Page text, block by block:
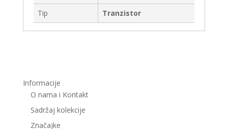
Tip
Tranzistor
Informacije
O nama i Kontakt
Sadržaj kolekcije
Značajke